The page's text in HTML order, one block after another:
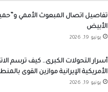
تفاصيل اتصال المبعوث الأممي
الأبيض
يونيو 19, 2026
أسرار التحولات الكبرى.. كيف ترسم
الأمريكية الإيرانية موازين القوى
يونيو 19, 2026